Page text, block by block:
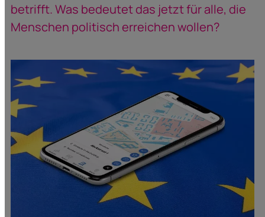
betrifft. Was bedeutet das jetzt für alle, die
Menschen politisch erreichen wollen?